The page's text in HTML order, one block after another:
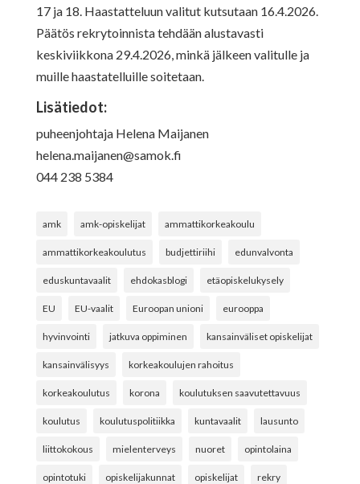
17 ja 18. Haastatteluun valitut kutsutaan 16.4.2026.
Päätös rekrytoinnista tehdään alustavasti
keskiviikkona 29.4.2026, minkä jälkeen valitulle ja
muille haastatelluille soitetaan.
Lisätiedot:
puheenjohtaja Helena Maijanen
helena.maijanen@samok.fi
044 238 5384
amk amk-opiskelijat ammattikorkeakoulu
ammattikorkeakoulutus budjettiriihi edunvalvonta
eduskuntavaalit ehdokasblogi etäopiskelukysely
EU EU-vaalit Euroopan unioni eurooppa
hyvinvointi jatkuva oppiminen kansainväliset opiskelijat
kansainvälisyys korkeakoulujen rahoitus
korkeakoulutus korona koulutuksen saavutettavuus
koulutus koulutuspolitiikka kuntavaalit lausunto
liittokokous mielenterveys nuoret opintolaina
opintotuki opiskelijakunnat opiskelijat rekry